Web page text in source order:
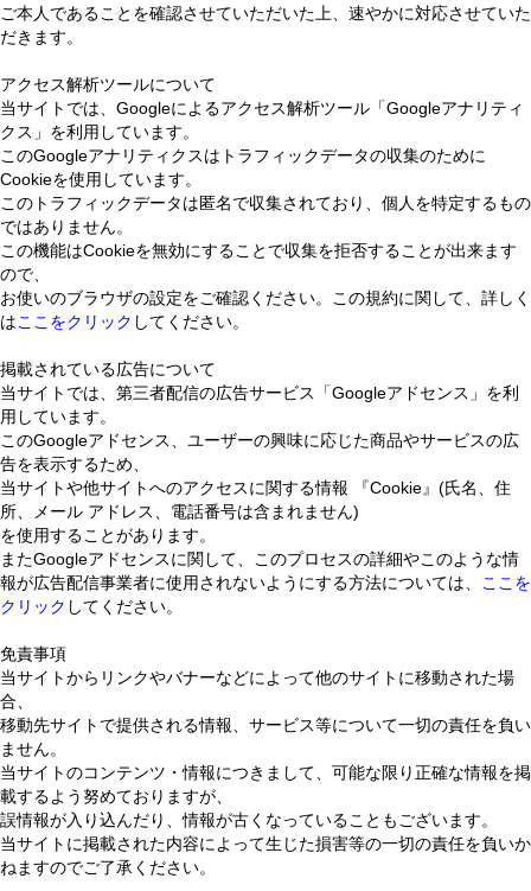
ご本人であることを確認させていただいた上、速やかに対応させていた
だきます。
アクセス解析ツールについて
当サイトでは、Googleによるアクセス解析ツール「Googleアナリティ
クス」を利用しています。
このGoogleアナリティクスはトラフィックデータの収集のために
Cookieを使用しています。
このトラフィックデータは匿名で収集されており、個人を特定するもの
ではありません。
この機能はCookieを無効にすることで収集を拒否することが出来ます
ので、
お使いのブラウザの設定をご確認ください。この規約に関して、詳しく
はここをクリック してください。
掲載されている広告について
当サイトでは、第三者配信の広告サービス「Googleアドセンス」を利
用しています。
このGoogleアドセンス、ユーザーの興味に応じた商品やサービスの広
告を表示するため、
当サイトや他サイトへのアクセスに関する情報 『Cookie』(氏名、住
所、メール アドレス、電話番号は含まれません)
を使用することがあります。
またGoogleアドセンスに関して、このプロセスの詳細やこのような情
報が広告配信事業者に使用されないようにする方法については、
ここを
クリック してください。
免責事項
当サイトからリンクやバナーなどによって他のサイトに移動された場
合、
移動先サイトで提供される情報、サービス等について一切の責任を負い
ません。
当サイトのコンテンツ・情報につきまして、可能な限り正確な情報を掲
載するよう努めておりますが、
誤情報が入り込んだり、情報が古くなっていることもございます。
当サイトに掲載された内容によって生じた損害等の一切の責任を負いか
ねますのでご了承ください。